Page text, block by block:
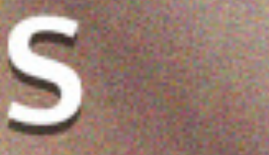
بلسم إصلاح
مل
اشتر الآن
ريفولي لوشن لجميع
انواع بشرة - ٢٥٠ مل
4.400 دب
أضف
اشتر الآن
سيروم الجسم المضيء
من ريفيول 200 مل
4.400 دب
أضف
اشتر الآن